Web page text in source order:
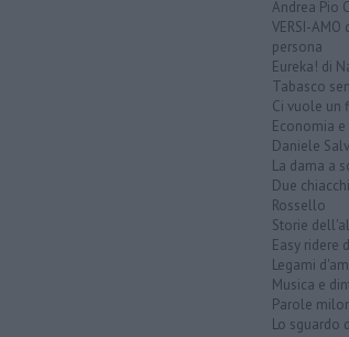
Andrea Pio
VERSI-
persona
Eureka! di
Tabasco
Ci vuole un
Economia
Daniele
La dama a
Due
Rossello
Storie
Easy ridere
Legami
Musica e
Parole
Lo sguardo